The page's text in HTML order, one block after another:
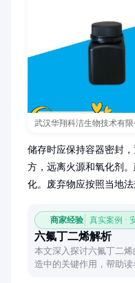
武汉华翔科洁生物技术有限
储存时应保持容器密封
方，远离火源和氧化剂
化。废弃物应按照当地法
商家经验 真实案例 ·
六氟丁二烯解析
本文深入探讨六氟丁二
造中的关键作用，帮助